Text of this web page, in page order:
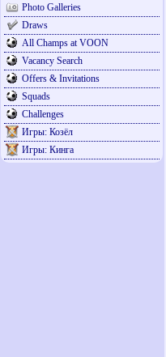
Photo Galleries
Draws
All Champs at VOON
Vacancy Search
Offers & Invitations
Squads
Challenges
Игры: Козёл
Игры: Кинга